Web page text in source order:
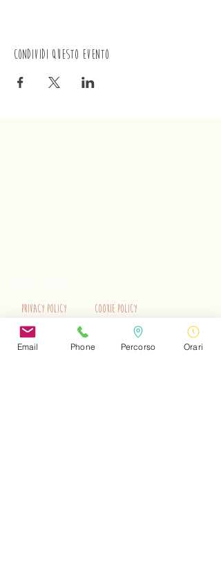
Condividi questo evento
Privacy Policy Cookie Policy
EN Privacy Policy EN Cookie Policy
Email Phone Percorso Orari